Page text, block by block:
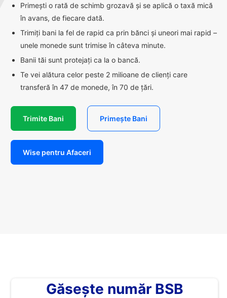
Primești o rată de schimb grozavă și se aplică o taxă mică
în avans, de fiecare dată.
Trimiți bani la fel de rapid ca prin bănci și uneori mai rapid –
unele monede sunt trimise în câteva minute.
Banii tăi sunt protejați ca la o bancă.
Te vei alătura celor peste 2 milioane de clienți care
transferă în 47 de monede, în 70 de țări.
Trimite Bani Primește Bani
Wise pentru Afaceri
Găsește număr BSB